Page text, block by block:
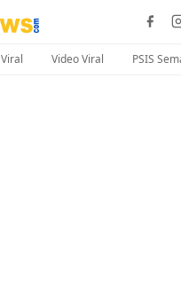
Viral Video Viral PSIS